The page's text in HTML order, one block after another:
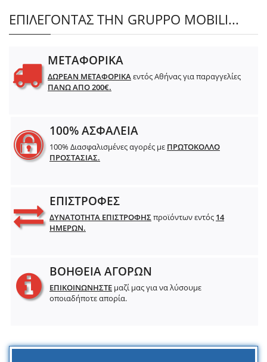
ΕΠΙΛΕΓΟΝΤΑΣ ΤΗΝ GRUPPO MOBILI...
ΜΕΤΑΦΟΡΙΚΑ
ΔΩΡΕΑΝ ΜΕΤΑΦΟΡΙΚΑεντός Αθήνας για παραγγελίες
ΠΑΝΩ ΑΠΟ 200€.
100% ΑΣΦΑΛΕΙΑ
100% Διασφαλισμένες αγορές με ΠΡΩΤΟΚΟΛΛΟ
ΠΡΟΣΤΑΣΙΑΣ.
ΕΠΙΣΤΡΟΦΕΣ
ΔΥΝΑΤΟΤΗΤΑ ΕΠΙΣΤΡΟΦΗΣπροϊόντων εντός 14
ΗΜΕΡΩΝ.
ΒΟΗΘΕΙΑ ΑΓΟΡΩΝ
ΕΠΙΚΟΙΝΩΝΗΣΤΕ μαζί μας για να λύσουμε
οποιαδήποτε απορία.